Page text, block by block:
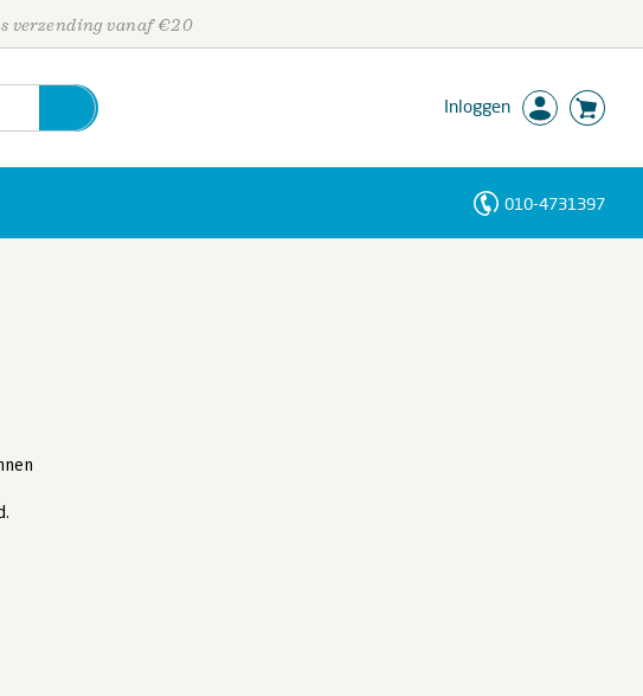
verzending vanaf €20
Inloggen
010-4731397
Personen